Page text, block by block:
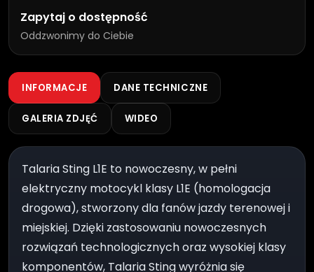
Zapytaj o dostępność
Oddzwonimy do Ciebie
INFORMACJE DANE TECHNICZNE
GALERIA ZDJĘĆ WIDEO
Talaria Sting L1E to nowoczesny, w pełni
elektryczny motocykl klasy L1E (homologacja
drogowa), stworzony dla fanów jazdy terenowej i
miejskiej. Dzięki zastosowaniu nowoczesnych
rozwiązań technologicznych oraz wysokiej klasy
komponentów, Talaria Sting wyróżnia się